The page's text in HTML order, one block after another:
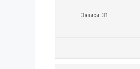
Записи: 31